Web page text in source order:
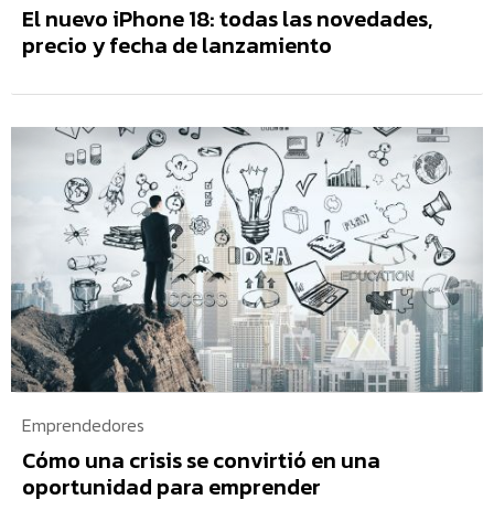
El nuevo iPhone 18: todas las novedades,
precio y fecha de lanzamiento
Emprendedores
Cómo una crisis se convirtió en una
oportunidad para emprender